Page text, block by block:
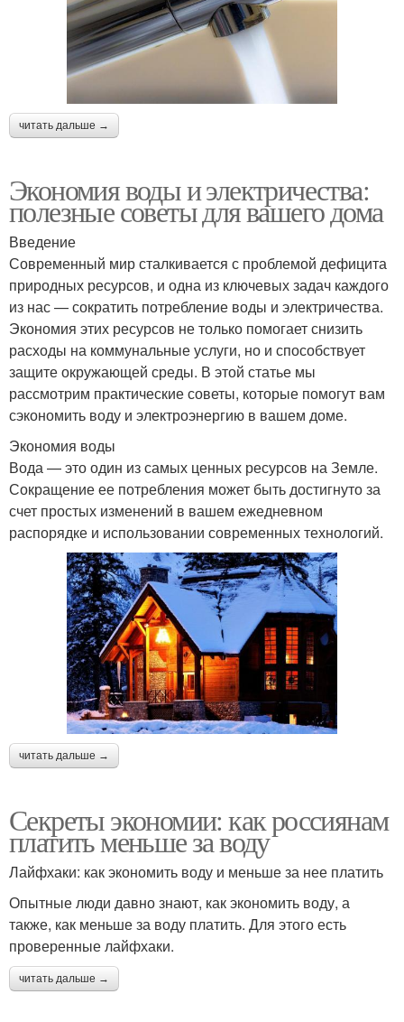
читать дальше →
Экономия воды и электричества:
полезные советы для вашего дома
Введение
Современный мир сталкивается с проблемой дефицита
природных ресурсов, и одна из ключевых задач каждого
из нас — сократить потребление воды и электричества.
Экономия этих ресурсов не только помогает снизить
расходы на коммунальные услуги, но и способствует
защите окружающей среды. В этой статье мы
рассмотрим практические советы, которые помогут вам
сэкономить воду и электроэнергию в вашем доме.
Экономия воды
Вода — это один из самых ценных ресурсов на Земле.
Сокращение ее потребления может быть достигнуто за
счет простых изменений в вашем ежедневном
распорядке и использовании современных технологий.
читать дальше →
Секреты экономии: как россиянам
платить меньше за воду
Лайфхаки: как экономить воду и меньше за нее платить
Опытные люди давно знают, как экономить воду, а
также, как меньше за воду платить. Для этого есть
проверенные лайфхаки.
читать дальше →